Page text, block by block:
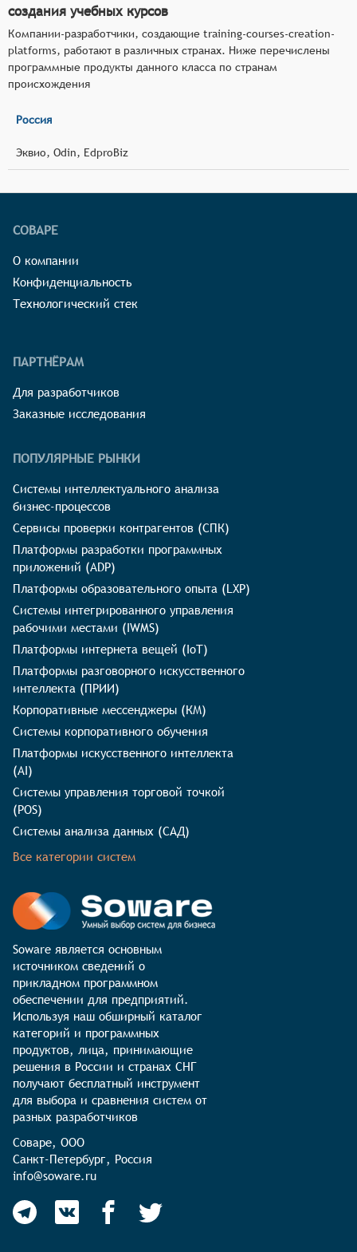
создания учебных курсов
Компании-разработчики, создающие training-courses-creation-
platforms, работают в различных странах. Ниже перечислены
программные продукты данного класса по странам
происхождения
Россия
Эквио, Odin, EdproBiz
СОВАРЕ
О компании
Конфиденциальность
Технологический стек
ПАРТНЁРАМ
Для разработчиков
Заказные исследования
ПОПУЛЯРНЫЕ РЫНКИ
Системы интеллектуального анализа
бизнес-процессов
Сервисы проверки контрагентов (СПК)
Платформы разработки программных
приложений (ADP)
Платформы образовательного опыта (LXP)
Системы интегрированного управления
рабочими местами (IWMS)
Платформы интернета вещей (IoT)
Платформы разговорного искусственного
интеллекта (ПРИИ)
Корпоративные мессенджеры (КМ)
Системы корпоративного обучения
Платформы искусственного интеллекта
(AI)
Системы управления торговой точкой
(POS)
Системы анализа данных (САД)
Все категории систем
Soware является основным
источником сведений о
прикладном программном
обеспечении для предприятий.
Используя наш обширный каталог
категорий и программных
продуктов, лица, принимающие
решения в России и странах СНГ
получают бесплатный инструмент
для выбора и сравнения систем от
разных разработчиков
Соваре, ООО
Санкт-Петербург, Россия
info@soware.ru